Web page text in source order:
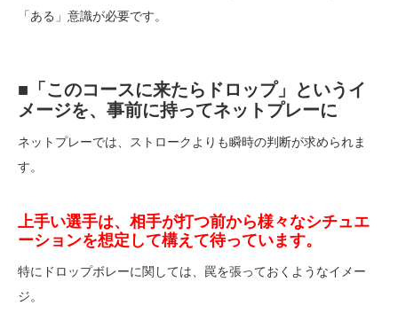
「ある」意識が必要です。
■「このコースに来たらドロップ」というイ
メージを、事前に持ってネットプレーに
ネットプレーでは、ストロークよりも瞬時の判断が求められま
す。
上手い選手は、相手が打つ前から様々なシチュエ
ーションを想定して構えて待っています。
特にドロップボレーに関しては、罠を張っておくようなイメー
ジ。